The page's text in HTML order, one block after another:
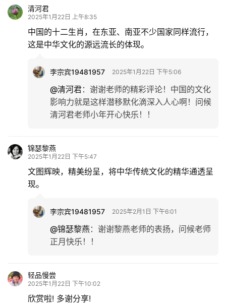
清河君
2025年1月22日 上午8:35
中国的十二生肖，在东亚、南亚不少国家同样流行，
这是中华文化的源远流长的体现。
李宗宾19481957 2025年1月22日 下午5:06
@清河君： 谢谢老师的精彩评论！中国的文化
影响力就是这样潜移默化滴深入人心啊！问候
清河君老师小年开心快乐！！
锦瑟黎燕
2025年1月22日 下午5:47
文图辉映，精美纷呈，将中华传统文化的精华通透呈
现。
李宗宾19481957 2025年2月1日 下午6:01
@锦瑟黎燕： 谢谢黎燕老师的表扬，问候老师
正月快乐！！
轻品慢尝
2025年1月22日 下午10:02
欣赏啦! 多谢分享!